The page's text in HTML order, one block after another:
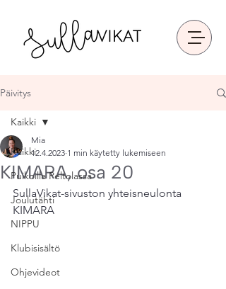
Päivitys
Kaikki
Puikoilla Peltolassa
Joulutähti
NIPPU
Klubisisältö
Ohjevideot
Kaikki
KIMARA, osa 20
Mia
12.4.2023 1 min käytetty lukemiseen
SullaVikat-sivuston yhteisneulonta
KIMARA